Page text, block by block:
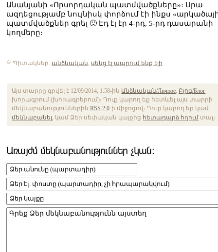
Անանյանի «Որսորդական պատմվածքները»։ Սրա
ազդեցությամբ նույնիսկ փորձում էի ինքս
պատմվածքներ գրել 🙂 Էդ էլ էր 4-րդ, 5-րդ դասարանի
կողմերը։
Պիտակներ. անձնական, սենց էլ ապրում ենք էլի
Այս տարրը գրվել է 12/09/2014, 1:58-ին Անձնական/Личное, Բլոգ/Блог
խորագրում (խորագրերում)։ Դուք կարող եք հետևել այս տարրի
մեկնաբանություններինRSS 2.0-ի միջոցով։ Դուք կարող եք կամ
մեկնաբանել, կամ Ձեր սեփական կայքից հետադարձ հղում տալ։
Առայժմ մեկնաբանություններ չկան։